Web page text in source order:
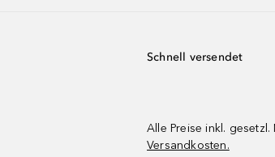
Schnell versendet
Alle Preise inkl. gesetzl.
Versandkosten.